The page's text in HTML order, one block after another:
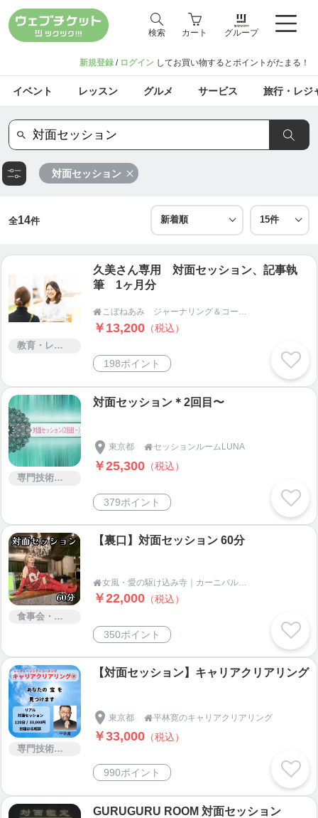
検索 カート グループ
新規登録 / ログイン してお買い物するとポイントがたまる！
イベント レッスン グルメ サービス 旅行・レジ
対面セッション
全14件
教育・レッスン・講習
久美さん専用 対面セッション、記事執
筆 1ヶ月分
 こぼねあみ ジャーナリング＆コーチング NAZELLIG 北海道札幌市
￥13,200 （税込）
198ポイント
専門技術サービス
対面セッション＊2回目〜
東京都 セッションルームLUNA
￥25,300 （税込）
379ポイント
食事会・ランチ会
【裏口】対面セッション 60分

￥22,000 （税込）
350ポイント
専門技術サービス
【対面セッション】キャリアクリアリング
東京都 平林寛のキャリアクリアリング
￥33,000 （税込）
990ポイント
GURUGURU ROOM 対面セッション